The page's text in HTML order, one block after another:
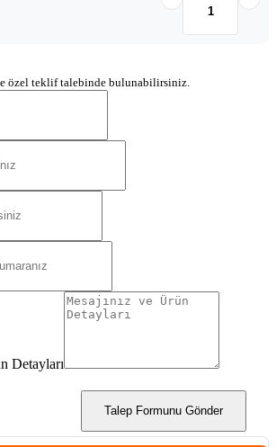
özel teklif talebinde bulunabilirsiniz.
Detayları
Talep Formunu Gönder